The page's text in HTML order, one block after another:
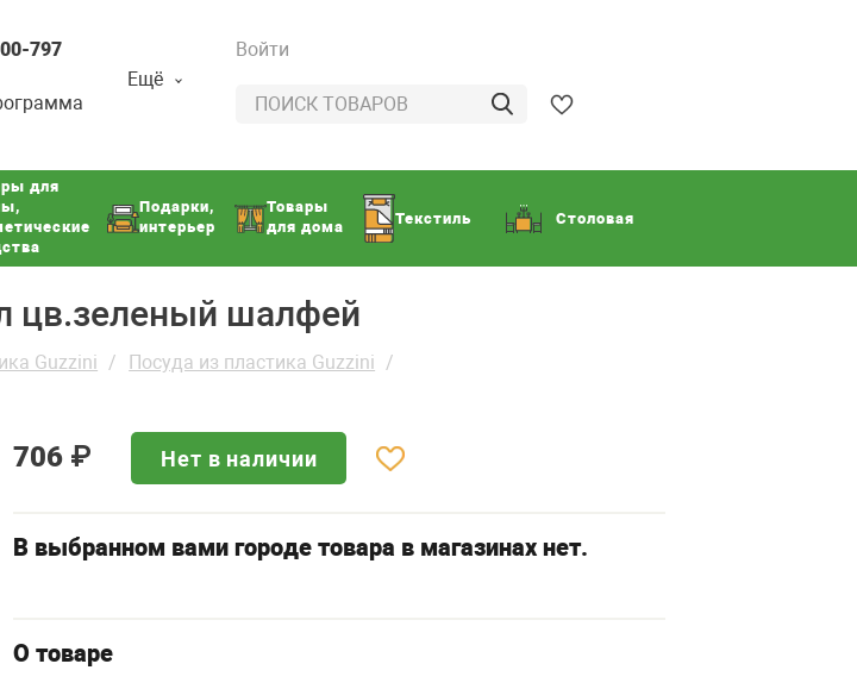
797
Ещё
Войти
для
Подарки,
интерьер
Товары
для дома
Текстиль Столовая
цв.зеленый шалфей
Guzzini
Посуда из пластика Guzzini
706 ₽ Нет в наличии
В выбранном вами городе товара в магазинах нет.
О товаре